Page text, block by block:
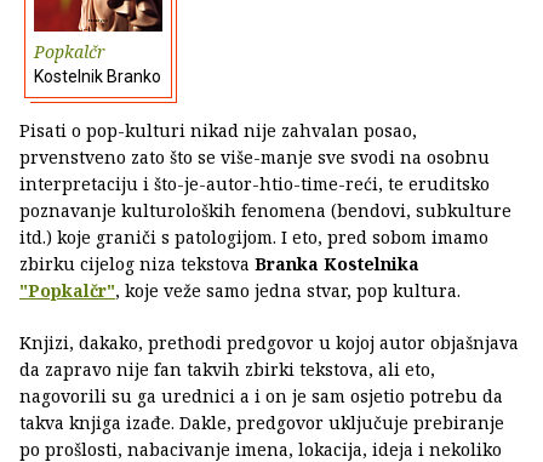
Popkalčr
Kostelnik Branko
Pisati o pop-kulturi nikad nije zahvalan posao,
prvenstveno zato što se više-manje sve svodi na osobnu
interpretaciju i što-je-autor-htio-time-reći, te eruditsko
poznavanje kulturoloških fenomena (bendovi, subkulture
itd.) koje graniči s patologijom. I eto, pred sobom imamo
zbirku cijelog niza tekstova Branka Kostelnika
"Popkalčr", koje veže samo jedna stvar, pop kultura.
Knjizi, dakako, prethodi predgovor u kojoj autor objašnjava
da zapravo nije fan takvih zbirki tekstova, ali eto,
nagovorili su ga urednici a i on je sam osjetio potrebu da
takva knjiga izađe. Dakle, predgovor uključuje prebiranje
po prošlosti, nabacivanje imena, lokacija, ideja i nekoliko